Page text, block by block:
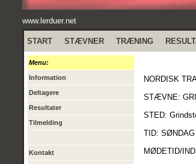
www.lerduer.net
START STÆVNER TRÆNING
Menu:
Information
Deltagere
Resultater
Tilmelding
Kontakt
NORDISK
STÆVNE:
STED:
TID: SØNDAG
MØDETID/